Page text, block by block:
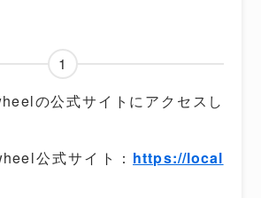
1
の公式サイトにアクセスし
公式サイト： https://local